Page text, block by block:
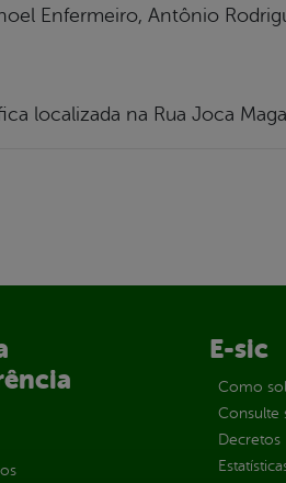
Enfermeiro, Antônio
localizada na Rua Joca
E-sic
Como
Consulte
Decretos